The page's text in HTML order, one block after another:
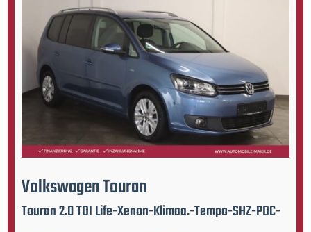
VolkswagenTouran
Touran 2.0 TDI Life-Xenon-Klimaa.-Tempo-SHZ-PDC-